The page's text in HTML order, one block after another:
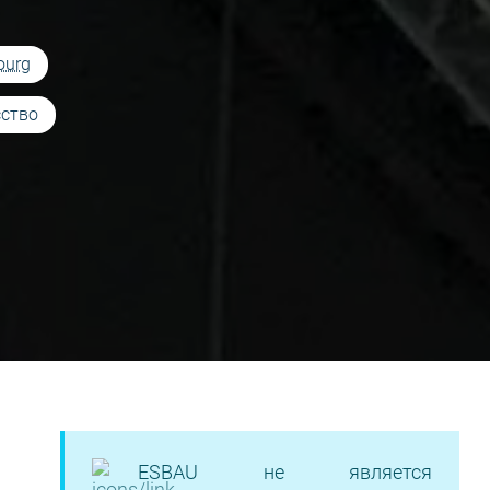
ESBAU не является